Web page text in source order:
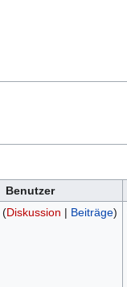
Benutzer
(Diskussion | Beiträge)